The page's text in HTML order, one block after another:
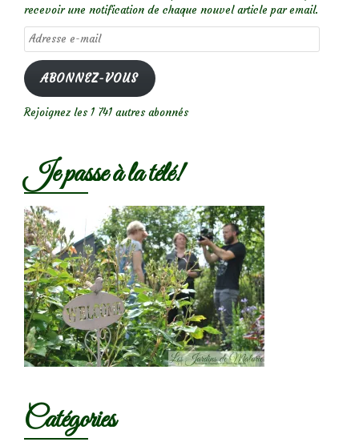
recevoir une notification de chaque nouvel article par email.
Adresse
e-
mail
ABONNEZ-VOUS
Rejoignez les 1 741 autres abonnés
Je passe à la télé!
Catégories